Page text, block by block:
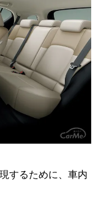
するために、車内